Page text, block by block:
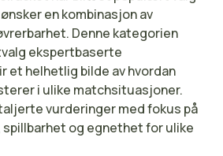
en kombinasjon av
Denne kategorien
ekspertbaserte
et helhetlig bilde av hvordan
i ulike matchsituasjoner.
vurderinger med fokus på
og egnethet for ulike